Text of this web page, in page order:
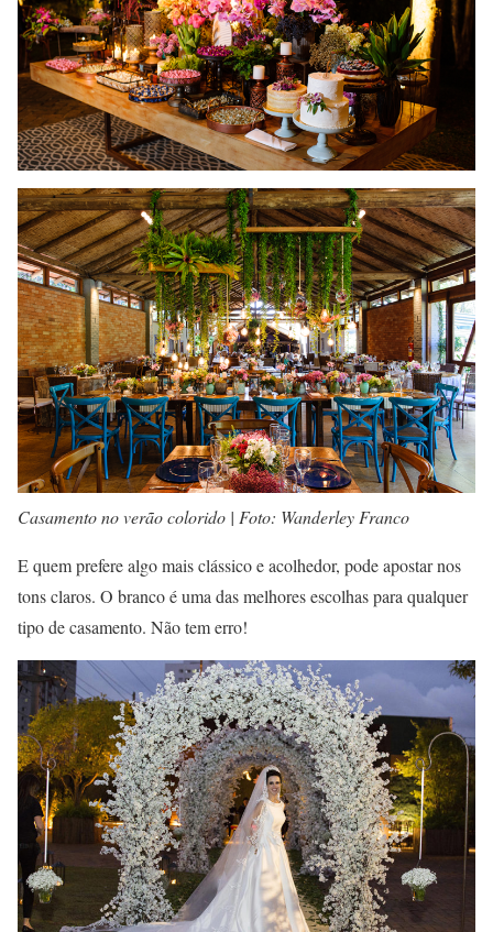
Casamento no verão colorido | Foto: Wanderley Franco
E quem prefere algo mais clássico e acolhedor, pode apostar nos
tons claros. O branco é uma das melhores escolhas para qualquer
tipo de casamento. Não tem erro!